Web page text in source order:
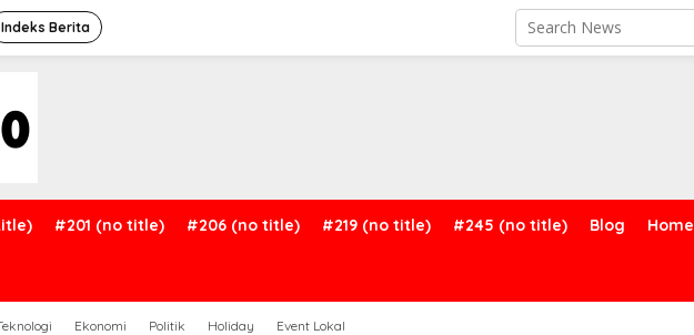
Indeks Berita
#201 (no title) #206 (no title) #219 (no title) #245 (no title) Blog Home
Ekonomi Politik Holiday Event Lokal